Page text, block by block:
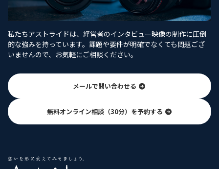
私たちアストライドは、経営者のインタビュー映像の制作に圧倒
的な強みを持っています。課題や要件が明確でなくても問題ござ
いませんので、お気軽にご相談ください。
メールで問い合わせる
無料オンライン相談（30分）を予約する